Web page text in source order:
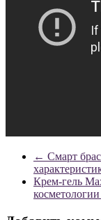
← Смарт
Крем-гель